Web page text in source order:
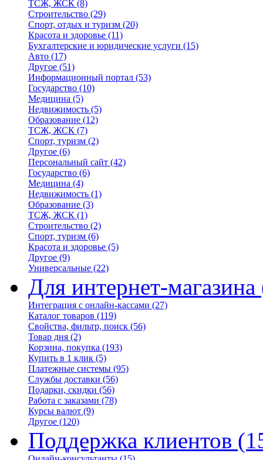
ТСЖ, ЖСК (8)
Строительство (29)
Спорт, отдых и туризм (20)
Красота и здоровье (11)
Бухгалтерские и юридические услуги (15)
Авто (17)
Другое (51)
Информационный портал (53)
Государство (10)
Медицина (5)
Недвижимость (5)
Образование (12)
ТСЖ, ЖСК (7)
Спорт, туризм (2)
Другое (6)
Персональный сайт (42)
Государство (6)
Медицина (4)
Недвижимость (1)
Образование (3)
ТСЖ, ЖСК (1)
Строительство (2)
Спорт, туризм (6)
Красота и здоровье (5)
Другое (9)
Универсальные (22)
Для интернет-магазина
Интеграция с онлайн-кассами (27)
Каталог товаров (119)
Свойства, фильтр, поиск (56)
Товар дня (2)
Корзина, покупка (193)
Купить в 1 клик (5)
Платежные системы (95)
Службы доставки (56)
Подарки, скидки (56)
Работа с заказами (78)
Курсы валют (9)
Другое (120)
Поддержка клиентов